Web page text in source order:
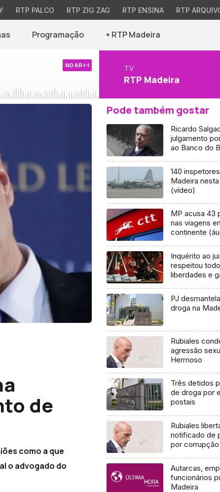
RTP PALCO RTP ZIG ZAG RTP ENSINA RTP
Programação + RTP Madeira
NO AR TV
RTP Madeira
de
como a que
o advogado do
Pode também gostar
Ricardo
julgamento
ao Banco do
140
Madeira
(vídeo)
MP acusa 43
nas viagens
continente
Inquérito ao
respeitou
liberdades e
PJ
droga na
Rubiales
agressão
Hermoso
Três detidos
de droga por
postais
Rubiales
notificado de
por corrupção
Autarcas,
funcionários
Madeira